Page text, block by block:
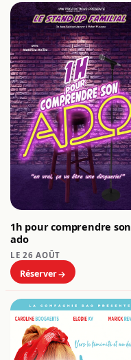
1h pour comprendre son
ado
LE 26 AOÛT
Réserver